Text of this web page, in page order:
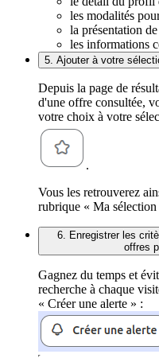
les modalités
la présentation
les informations
5. Ajouter à votre
Depuis la page de
d'une offre consultée,
votre choix à votre
.
Vous les retrouverez
rubrique « Ma
6. Enregistrer les
offres
Gagnez du temps et
recherche à chaque
« Créer une alerte » :